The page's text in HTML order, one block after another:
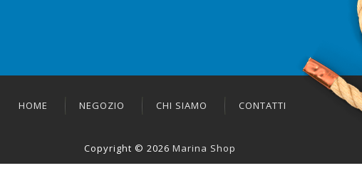
HOME NEGOZIO CHI SIAMO CONTATTI
Copyright © 2026 Marina Shop